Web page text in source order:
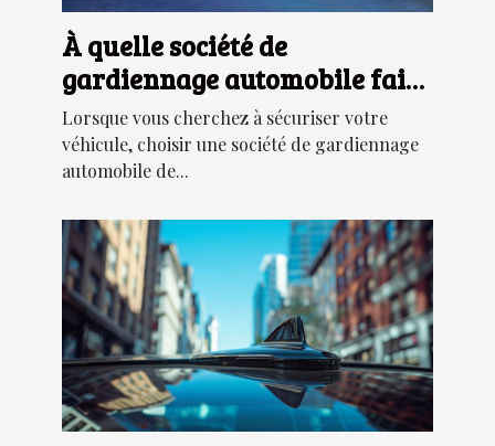
À quelle société de
gardiennage automobile faire
confiance ?
Lorsque vous cherchez à sécuriser votre
véhicule, choisir une société de gardiennage
automobile de...